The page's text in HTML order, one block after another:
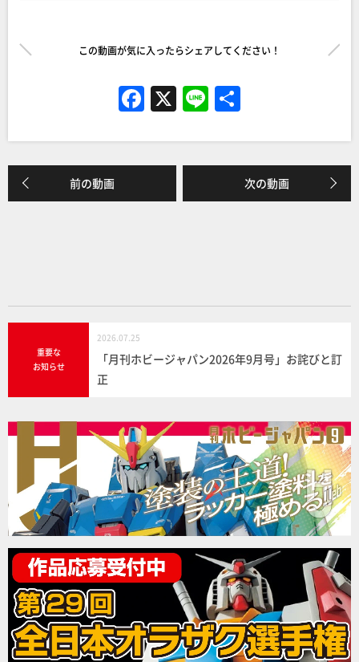
この動画が気に入ったらシェアしてください！
F
a
c
e
b
X Li
n
e
前の動画 次の動画
重要な
お知らせ
2026.07.25
「月刊ホビージャパン2026年9月号」お詫びと訂
正